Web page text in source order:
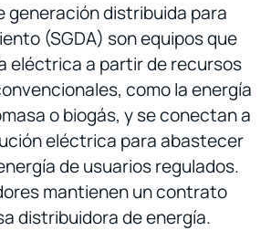
generación distribuida para
(SGDA) son equipos que
eléctrica a partir de recursos
como la energía
o biogás, y se conectan a
eléctrica para abastecer
de usuarios regulados.
mantienen un contrato
distribuidora de energía.